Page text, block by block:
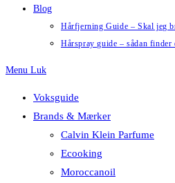
Blog
Hårfjerning Guide – Skal jeg
Hårspray guide – sådan
Menu Luk
Voksguide
Brands & Mærker
Calvin Klein Parfume
Ecooking
Moroccanoil